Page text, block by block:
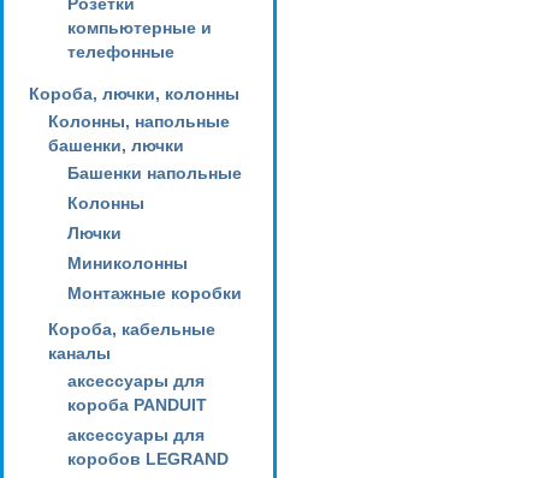
компьютерные и
телефонные
Короба, лючки, колонны
Колонны, напольные
башенки, лючки
Башенки напольные
Колонны
Лючки
Миниколонны
Монтажные коробки
Короба, кабельные
каналы
аксессуары для
короба PANDUIT
аксессуары для
коробов LEGRAND